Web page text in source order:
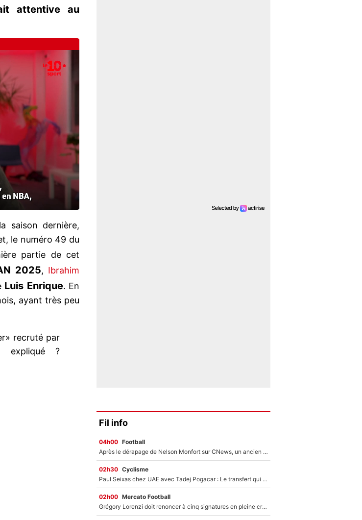
attentive au
saison dernière,
le numéro 49 du
partie de cet
2025, Ibrahim
Luis Enrique. En
ayant très peu
recruté par
?
Fil info
04h00 Football
Après le dérapage de Nelson Monfort sur CNews, un ancien journaliste de France Télévisions relance la polémique sur les incendies en Gironde
02h30 Cyclisme
Paul Seixas chez UAE avec Tadej Pogacar : Le transfert qui effraie le peloton, «c’est la pire des choses qui puisse arriver»
02h00 Mercato Football
Grégory Lorenzi doit renoncer à cinq signatures en pleine crise financière : L’IA propose sept noms à l’OM pour un mercato réussi... à seulement 5M€ !